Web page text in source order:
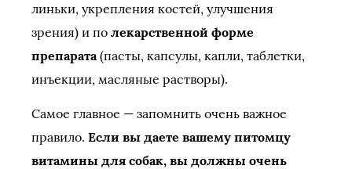
линьки, укрепления костей, улучшения
зрения) и по лекарственной форме
препарата(пасты, капсулы, капли, таблетки,
инъекции, масляные растворы).
Самое главное — запомнить очень важное
правило. Если вы даете вашему питомцу
витамины для собак, вы должны очень